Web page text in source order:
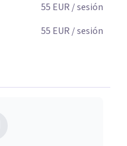
55 EUR / sesión
55 EUR / sesión